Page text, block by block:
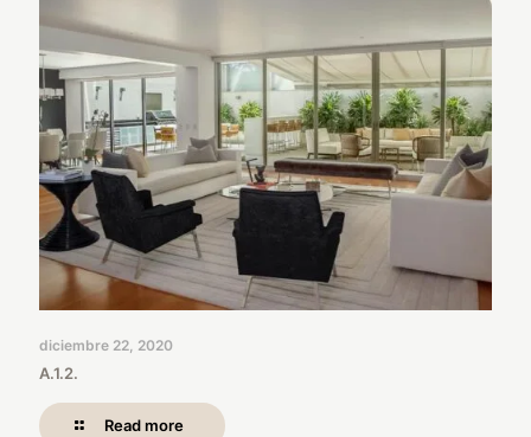
diciembre 22, 2020
A.1.2.
Read more